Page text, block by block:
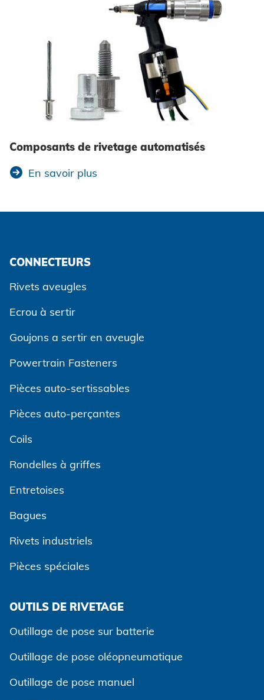
Composants de rivetage automatisés
En savoir plus
CONNECTEURS
Rivets aveugles
Ecrou à sertir
Goujons a sertir en aveugle
Powertrain Fasteners
Pièces auto-sertissables
Pièces auto-perçantes
Coils
Rondelles à griffes
Entretoises
Bagues
Rivets industriels
Pièces spéciales
OUTILS DE RIVETAGE
Outillage de pose sur batterie
Outillage de pose oléopneumatique
Outillage de pose manuel